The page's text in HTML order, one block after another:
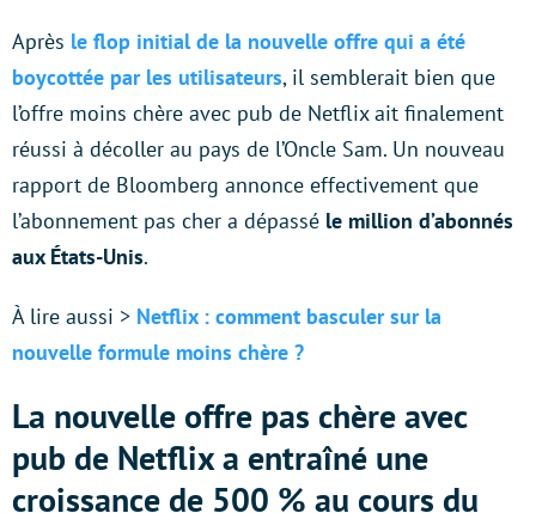
Après le flop initial de la nouvelle offre qui a été
boycottée par les utilisateurs, il semblerait bien que
l’offre moins chère avec pub de Netflix ait finalement
réussi à décoller au pays de l’Oncle Sam. Un nouveau
rapport de Bloomberg annonce effectivement que
l’abonnement pas cher a dépassé le million d’abonnés
aux États-Unis.
À lire aussi > Netflix : comment basculer sur la
nouvelle formule moins chère ?
La nouvelle offre pas chère avec
pub de Netflix a entraîné une
croissance de 500 % au cours du